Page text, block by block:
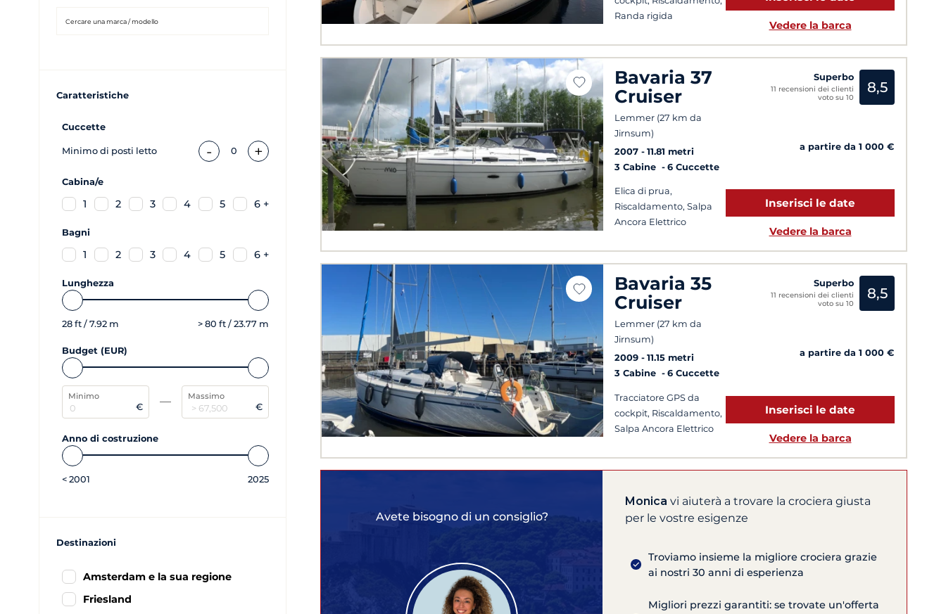
Caratteristiche
Cuccette
Minimo di posti letto - 0 +
Cabina/e
1 2 3 4 5 6 +
Bagni
1 2 3 4 5 6 +
Lunghezza
28 ft / 7.92 m > 80 ft / 23.77 m
Budget (EUR)
Minimo
€
Massimo
€
Anno di costruzione
< 2001 2025
Destinazioni
Amsterdam e la sua regione
Friesland
Randa rigida
Vedere la barca
Bavaria 37
Cruiser
Lemmer (27 km da
Jirnsum)
2007
11.81 metri
3 Cabine
6 Cuccette
Elica di prua,
Riscaldamento, Salpa
Ancora Elettrico
Superbo
11 recensioni dei clienti
voto su 10
8,5
a partire da 1 000 €
Inserisci le date
Vedere la barca
Bavaria 35
Cruiser
Lemmer (27 km da
Jirnsum)
2009
11.15 metri
3 Cabine
6 Cuccette
Tracciatore GPS da
cockpit, Riscaldamento,
Salpa Ancora Elettrico
Superbo
11 recensioni dei clienti
voto su 10
8,5
a partire da 1 000 €
Inserisci le date
Vedere la barca
Avete bisogno di un consiglio?
Monica vi aiuterà a trovare la crociera giusta
per le vostre esigenze
Troviamo insieme la migliore crociera grazie
ai nostri 30 anni di esperienza
Migliori prezzi garantiti: se trovate un'offerta